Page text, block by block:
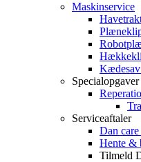
Maskinservice
Specialopgaver
Serviceaftaler
Dan
Hente &
Tilmeld